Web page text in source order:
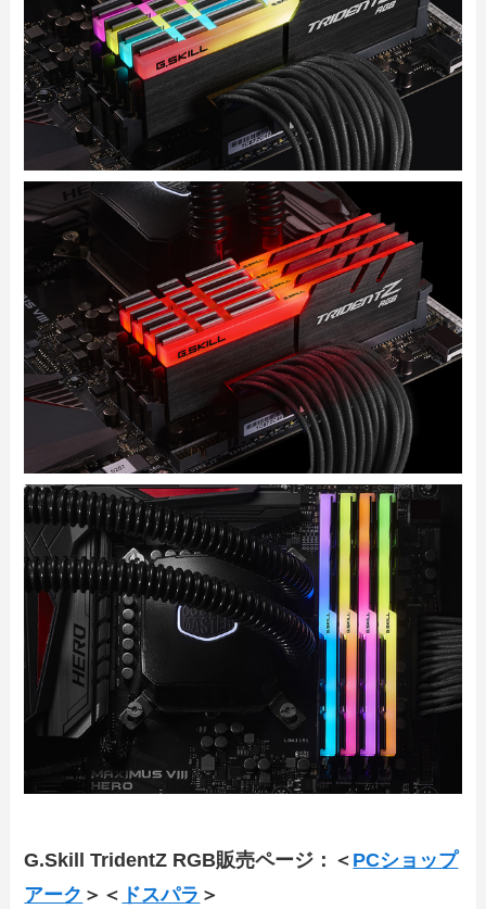
G.Skill TridentZ RGB販売ページ：＜ PCショップ
アーク ＞＜ ドスパラ ＞